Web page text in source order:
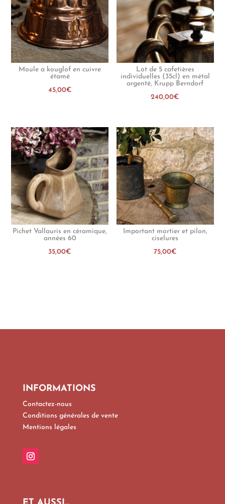
Moule a kouglof en cuivre
étamé
45,00€
Lot de 5 cafetières
individuelles (35cl) en métal
argenté, Krupp Berndorf
240,00€
Pichet Vallauris en céramique,
années 60
35,00€
Important mortier et pilon,
ciselures
75,00€
INFORMATIONS
Contactez-nous
Conditions générales de vente
Mentions légales